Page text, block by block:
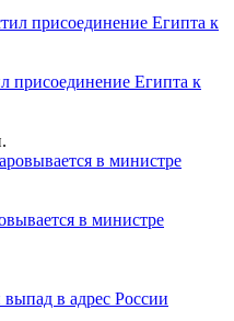
присоединение Египта к
в министре